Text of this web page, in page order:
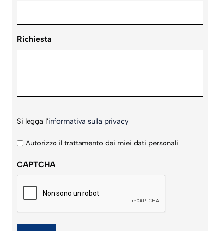
Richiesta
legga
l'informativa
privacy
Si legga l'informativa sulla privacy
Autorizzo il trattamento dei miei dati personali
CAPTCHA